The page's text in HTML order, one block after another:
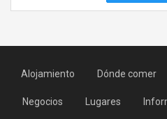
Alojamiento Dónde comer
Negocios Lugares